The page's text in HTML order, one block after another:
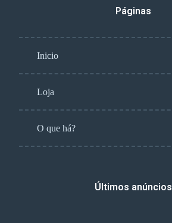
Páginas
Inicio
Loja
O que há?
Últimos anúncios